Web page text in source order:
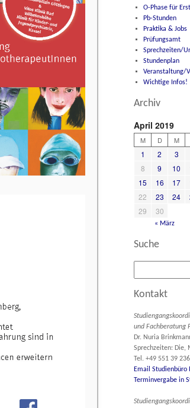
O-Phase für
Pb-Stunden
Praktika & Jobs
Prüfungsamt
Sprechzeiten/
Stundenplan
Veranstaltung/
Wichtige Infos!
Archiv
April 2019
M D M
1 2 3
8
9 10
15
16 17
22
23 24
29
30
« März
Suche
Kontakt
und Fachberatung
Dr. Nuria
Sprechzeiten: Die,
Tel. +49 551 39
Email Studienbüro
Terminvergabe in